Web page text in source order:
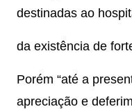
destinadas ao
da existência de
Porém “até a
apreciação e